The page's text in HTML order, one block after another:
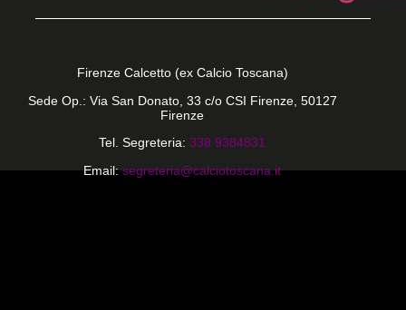
Firenze Calcetto (ex Calcio Toscana)
Sede Op.: Via San Donato, 33 c/o CSI Firenze, 50127
Firenze
Tel. Segreteria: 338 9384831
Email: segreteria@calciotoscana.it